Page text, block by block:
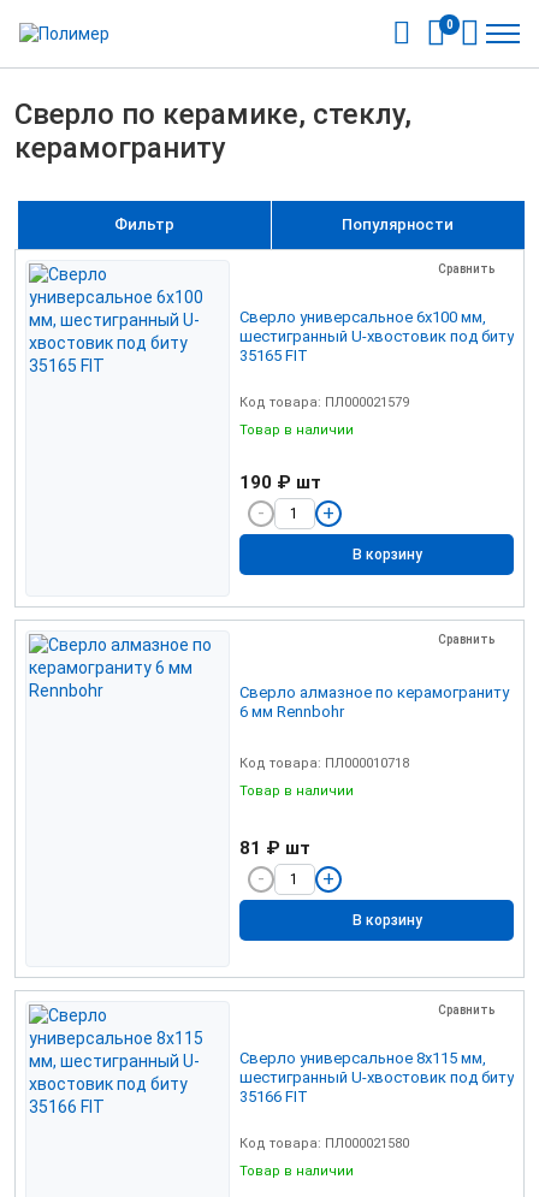
0
Сверло по керамике, стеклу,
керамограниту
Популярности
Фильтр
Сравнить
Сверло универсальное 6х100 мм,
шестигранный U-хвостовик под биту
35165 FIT
Код товара: ПЛ000021579
Товар в наличии
190 ₽ шт
В корзину
Сравнить
Сверло алмазное по керамограниту
6 мм Rennbohr
Код товара: ПЛ000010718
Товар в наличии
81 ₽ шт
В корзину
Сравнить
Сверло универсальное 8х115 мм,
шестигранный U-хвостовик под биту
35166 FIT
Код товара: ПЛ000021580
Товар в наличии